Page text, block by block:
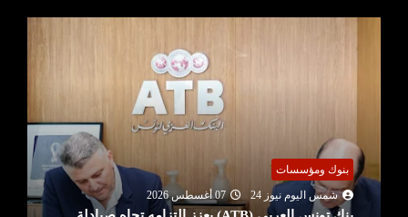
بنوك ومؤسسات
شمس اليوم نيوز 24
07 أغسطس 2026